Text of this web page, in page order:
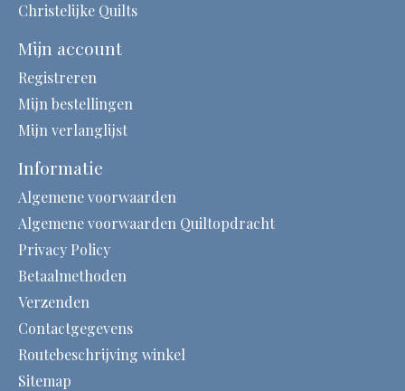
Christelijke Quilts
Mijn account
Registreren
Mijn bestellingen
Mijn verlanglijst
Informatie
Algemene voorwaarden
Algemene voorwaarden Quiltopdracht
Privacy Policy
Betaalmethoden
Verzenden
Contactgegevens
Routebeschrijving winkel
Sitemap